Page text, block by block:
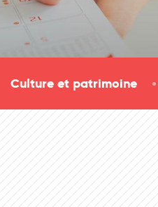
Culture et patrimoine